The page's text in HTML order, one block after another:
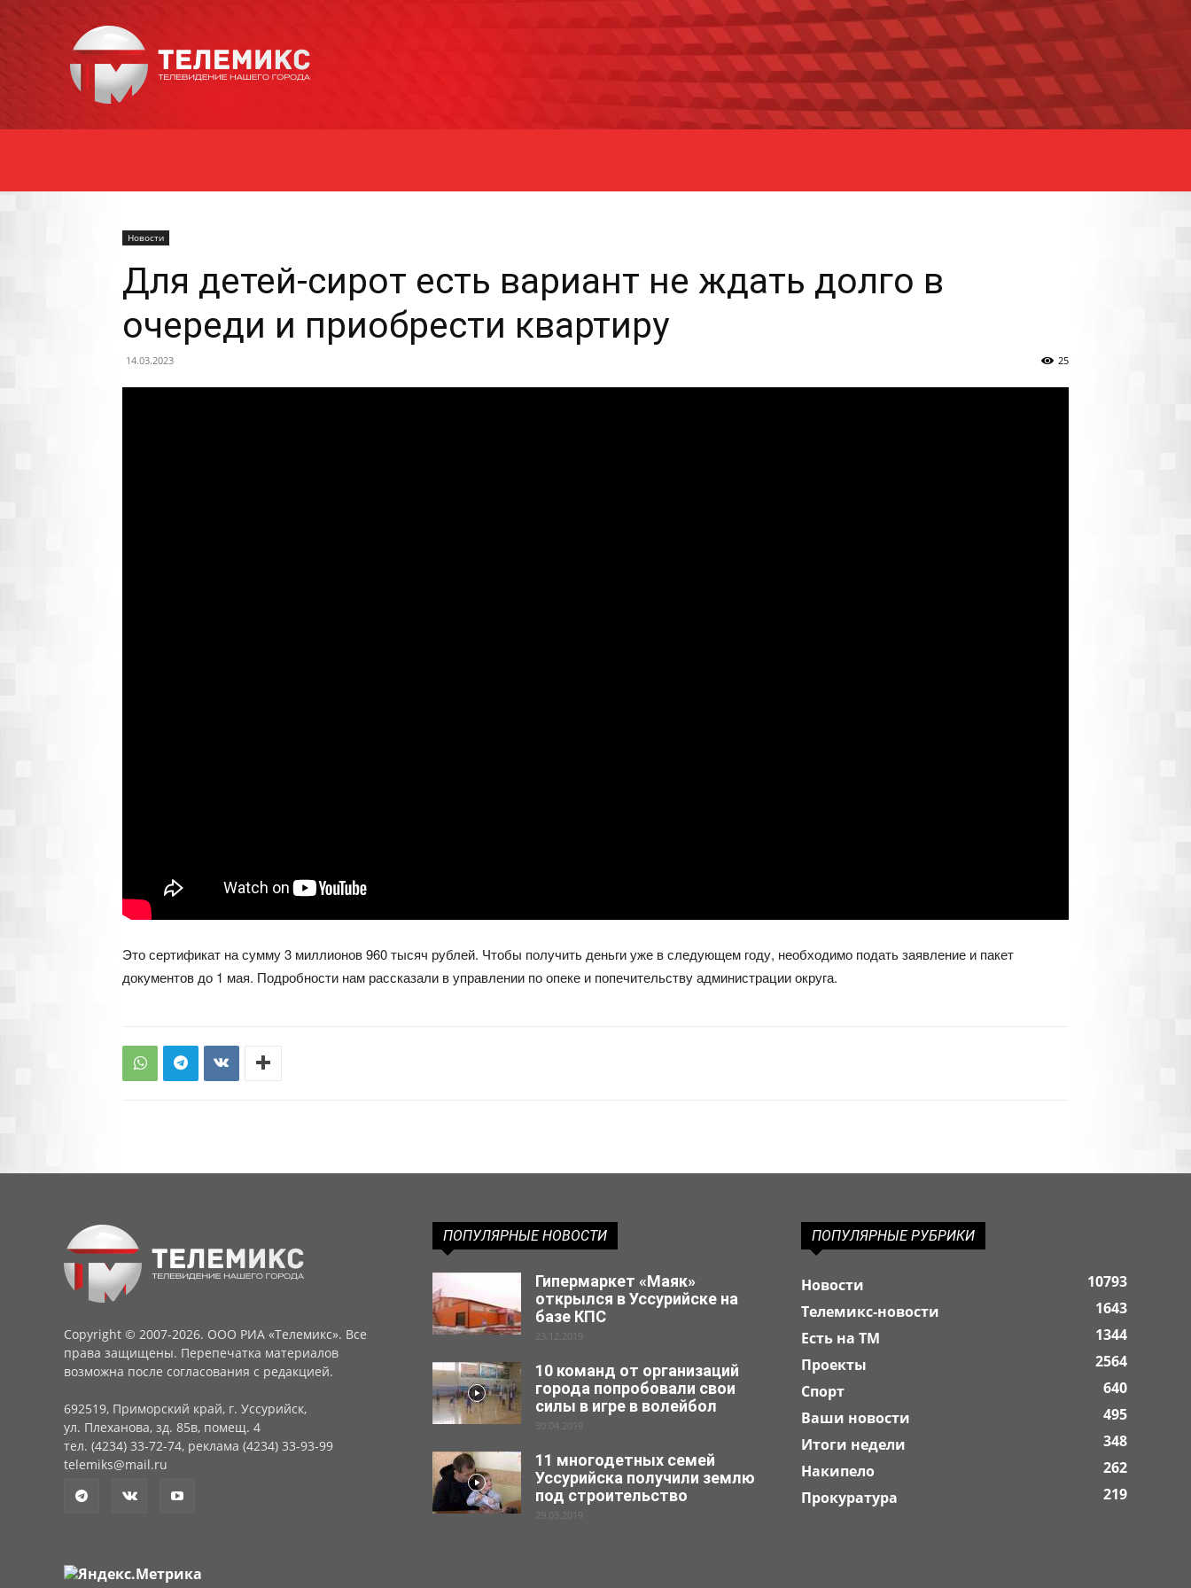
Уссурийска
Новости
Для детей-сирот есть вариант не ждать долго в
очереди и приобрести квартиру
14.03.2023 25
Это сертификат на сумму 3 миллионов 960 тысяч рублей. Чтобы получить деньги уже в следующем году, необходимо подать заявление и пакет
документов до 1 мая. Подробности нам рассказали в управлении по опеке и попечительству администрации округа.
Copyright © 2007-2026. ООО РИА «Телемикс». Все
права защищены. Перепечатка материалов
возможна после согласования с редакцией.
692519, Приморский край, г. Уссурийск,
ул. Плеханова, зд. 85в, помещ. 4
тел. (4234) 33-72-74, реклама (4234) 33-93-99
telemiks@mail.ru
ПОПУЛЯРНЫЕ НОВОСТИ
Гипермаркет «Маяк»
открылся в Уссурийске на
базе КПС
23.12.2019
10 команд от организаций
города попробовали свои
силы в игре в волейбол
30.04.2019
11 многодетных семей
Уссурийска получили землю
под строительство
29.03.2019
ПОПУЛЯРНЫЕ РУБРИКИ
Новости
10793
Телемикс-новости
1643
Есть на ТМ
1344
Проекты
2564
Спорт
640
Ваши новости
495
Итоги недели
348
Накипело
262
Прокуратура
219